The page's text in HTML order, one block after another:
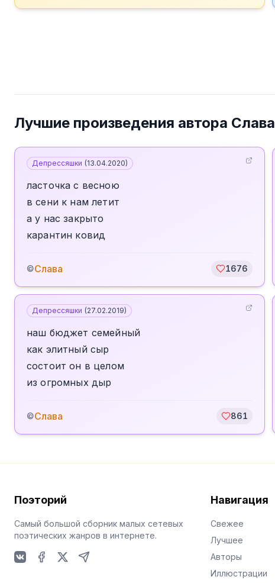
Лучшие произведения автора Слава
Депрессяшки (13.04.2020)
ласточка с весною
в сени к нам летит
а у нас закрыто
карантин ковид
©Слава 1676
Депрессяшки (27.02.2019)
наш бюджет семейный
как элитный сыр
состоит он в целом
из огромных дыр
©Слава 861
Поэторий
Самый большой сборник малых сетевых
поэтических жанров в интернете.
Навигация
Свежее
Лучшее
Авторы
Иллюстрации